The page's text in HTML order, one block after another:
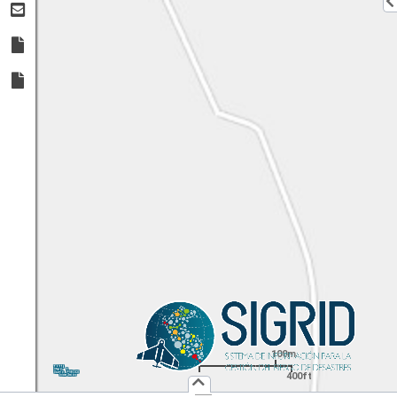
1: 4,514
UTM
X:
Y:
Usuario :
PUBLICO
Iniciar Sesión
100m
400ft